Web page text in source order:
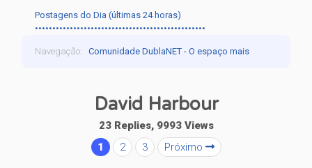
Postagens do Dia (últimas 24 horas)
•••••••••••••••••••••••••••••••••••••••••••••••••
Navegação:Comunidade DublaNET - O espaço mais
David Harbour
23 Replies, 9993 Views
1
2 3 Próximo